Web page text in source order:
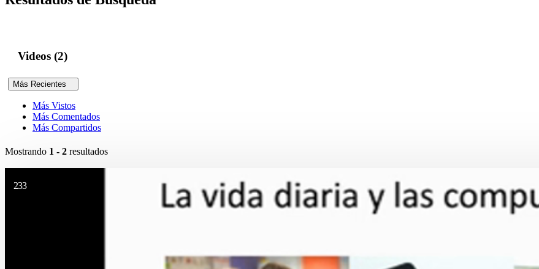
Videos (2)
Más Recientes
Más Vistos
Más Comentados
Más Compartidos
Mostrando 1 - 2 resultados
233